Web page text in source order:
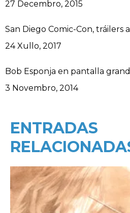
Data
27 Decembro, 2015
San Diego Comic-Con, tráilers
Data
24 Xullo, 2017
Bob Esponja en pantalla
Data
3 Novembro, 2014
ENTRADAS